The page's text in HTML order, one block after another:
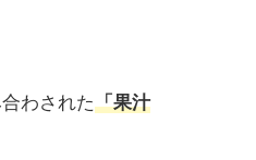
わされた「果汁